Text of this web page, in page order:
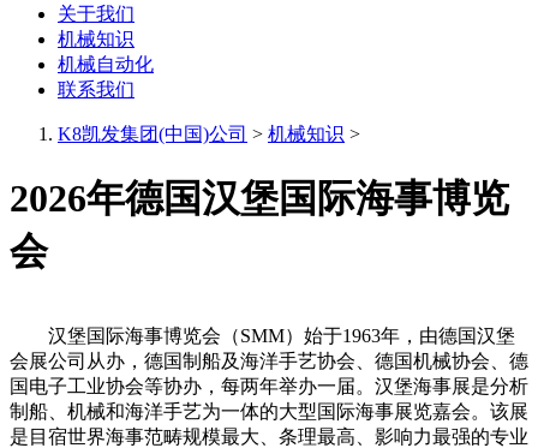
关于我们
机械知识
机械自动化
联系我们
K8凯发集团(中国)公司 > 机械知识 >
2026年德国汉堡国际海事博览
会
汉堡国际海事博览会（SMM）始于1963年，由德国汉堡
会展公司从办，德国制船及海洋手艺协会、德国机械协会、德
国电子工业协会等协办，每两年举办一届。汉堡海事展是分析
制船、机械和海洋手艺为一体的大型国际海事展览嘉会。该展
是目宿世界海事范畴规模最大、条理最高、影响力最强的专业